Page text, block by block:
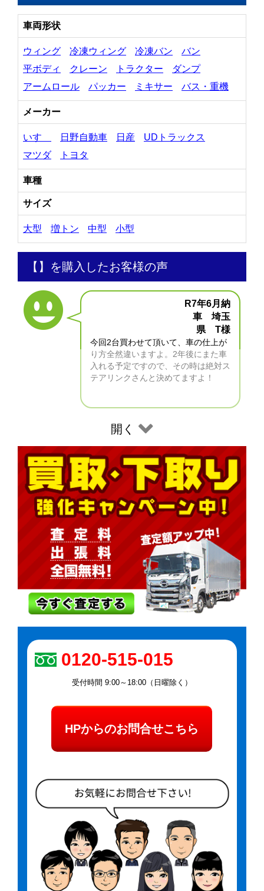
車両形状
ウィング 冷凍ウィング 冷凍バン
バン
平ボディ
クレーン トラクター
ダンプ
アームロール
パッカー ミキサー バス・重機
メーカー
いすゞ 日野自動車 日産
UDトラックス
マツダ
トヨタ
車種
サイズ
大型 増トン 中型 小型
【】を購入したお客様の声
R7年6月納
車 埼玉
県 T様
今回2台買わせて頂いて、車の仕上が
り方全然違いますよ。2年後にまた車
入れる予定ですので、その時は絶対ス
テアリンクさんと決めてますよ！
開く
0120-515-015
受付時間 9:00～18:00（日曜除く）
HPからのお問合せこちら